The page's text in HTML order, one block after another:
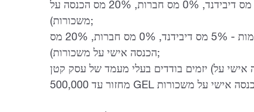
מפעל תיירותי (אם כל הדרישות מתקיימות - 5% מס דיבידנד, 0% מס חברות, 20% מס הכנסה על
משכורות);
חברת סחר מיוחד (במידה וכל הדרישות מתקיימות - 5% מס דיבידנד, 0% מס חברות, 20% מס
הכנסה אישי על משכורות);
יזמים בודדים בעלי מעמד של עסק קטן (אם כל הדרישות מתקיימות - 1% מס הכנסה אישי על